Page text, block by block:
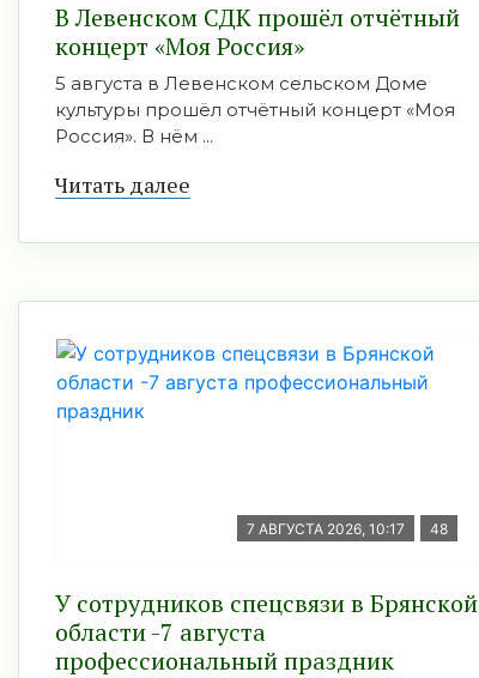
В Левенском СДК прошёл отчётный
концерт «Моя Россия»
5 августа в Левенском сельском Доме
культуры прошёл отчётный концерт «Моя
Россия». В нём ...
Читать далее
7 АВГУСТА 2026, 10:17 48
У сотрудников спецсвязи в Брянской
области -7 августа
профессиональный праздник